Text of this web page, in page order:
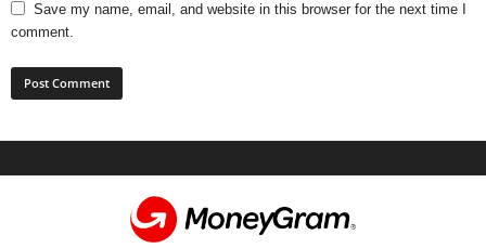
Save my name, email, and website in this browser for the next time I
comment.